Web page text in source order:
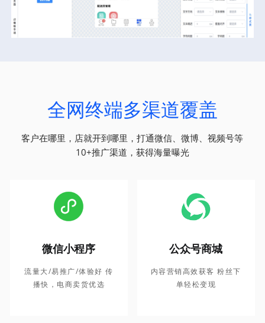
全网终端多渠道覆盖
客户在哪里，店就开到哪里，打通微信、微博、视频号等
10+推广渠道，获得海量曝光
微信小程序
流量大/易推广/体验好 传
播快，电商卖货优选
公众号商城
内容营销高效获客 粉丝下
单轻松变现